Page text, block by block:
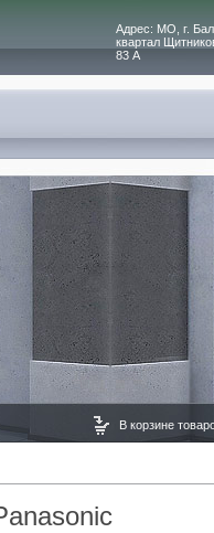
Адрес: МО, г.
квартал
83 А
В корзине